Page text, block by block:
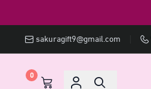
sakuragift9@gmail.com
0